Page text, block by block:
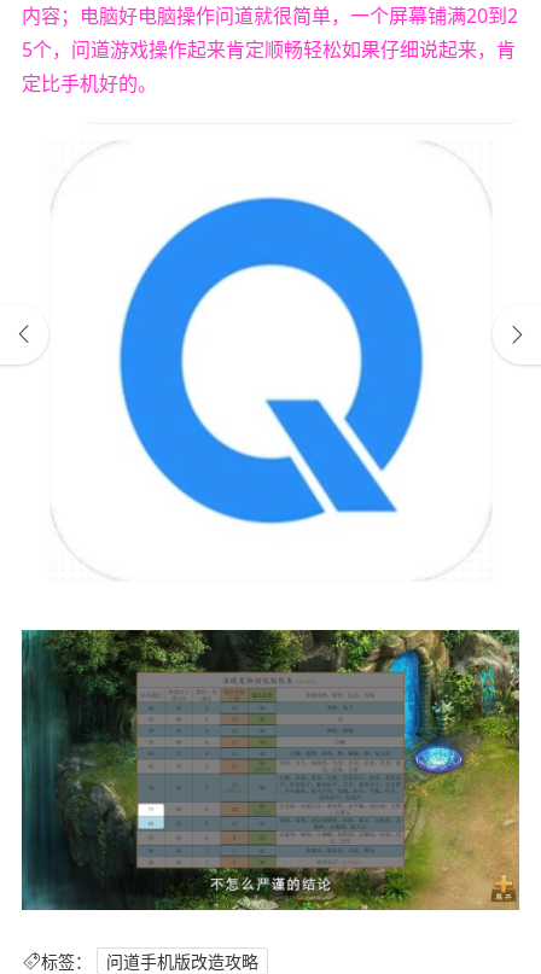
内容；电脑好电脑操作问道就很简单，一个屏幕铺满20到2
5个，问道游戏操作起来肯定顺畅轻松如果仔细说起来，肯
定比手机好的。
标签： 问道手机版改造攻略